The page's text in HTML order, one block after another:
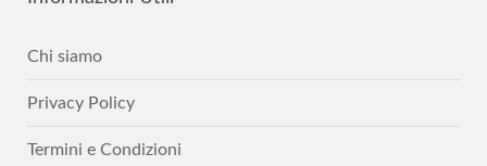
Chi siamo
Privacy Policy
Termini e Condizioni